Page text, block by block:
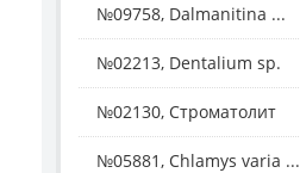
№09758, Dalmanitina ...
№02213, Dentalium sp.
№02130, Строматолит
№05881, Chlamys varia ...